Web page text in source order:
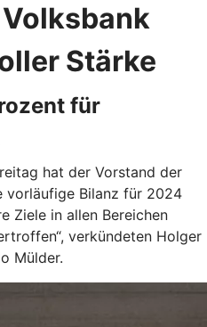
Stärke
für
hat der Vorstand der
vorläufige Bilanz für 2024
Ziele in allen Bereichen
verkündeten Holger
Mülder.